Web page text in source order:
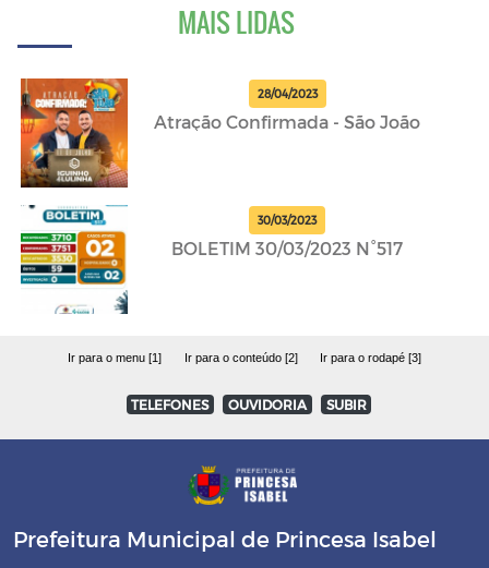
MAIS LIDAS
28/04/2023
Atração Confirmada - São João
30/03/2023
BOLETIM 30/03/2023 N°517
Ir para o menu [1] Ir para o conteúdo [2] Ir para o rodapé [3]
TELEFONES OUVIDORIA SUBIR
Prefeitura Municipal de Princesa Isabel